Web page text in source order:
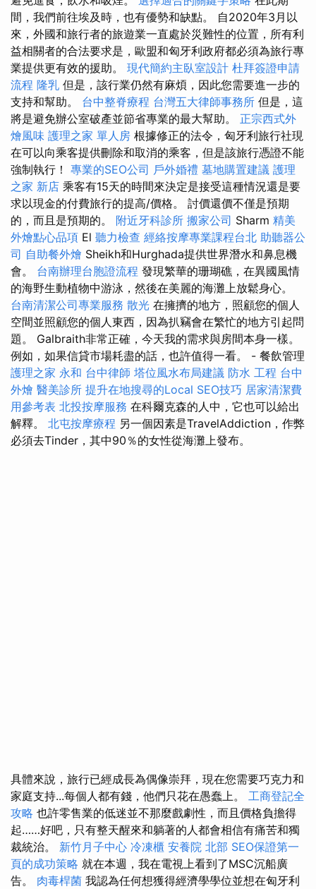
間，我們前往埃及時，也有優勢和缺點。 自2020年3月以
來，外國和旅行者的旅遊業一直處於災難性的位置，所有利
益相關者的合法要求是，歐盟和匈牙利政府都必須為旅行專
業提供更有效的援助。 現代簡約主臥室設計 杜拜簽證申請
流程 隆乳 但是，該行業仍然有麻煩，因此您需要進一步的
支持和幫助。 台中整脊療程 台灣五大律師事務所 但是，這
將是避免辦公室破產並節省專業的最大幫助。 正宗西式外
燴風味 護理之家 單人房 根據修正的法令，匈牙利旅行社現
在可以向乘客提供刪除和取消的乘客，但是該旅行憑證不能
強制執行！ 專業的SEO公司 戶外婚禮 墓地購置建議 護理
之家 新店 乘客有15天的時間來決定是接受這種情況還是要
求以現金的付費旅行的提高/價格。 討價還價不僅是預期
的，而且是預期的。 附近牙科診所 搬家公司 Sharm 精美
外燴點心品項 El 聽力檢查 經絡按摩專業課程台北 助聽器公
司 自助餐外燴 Sheikh和Hurghada提供世界潛水和鼻息機
會。 台南辦理台胞證流程 發現繁華的珊瑚礁，在異國風情
的海野生動植物中游泳，然後在美麗的海灘上放鬆身心。
台南清潔公司專業服務 散光 在擁擠的地方，照顧您的個人
空間並照顧您的個人東西，因為扒竊會在繁忙的地方引起問
題。 Galbraith非常正確，今天我的需求與房間本身一樣。
例如，如果信貸市場耗盡的話，也許值得一看。 - 餐飲管理
護理之家 永和 台中律師 塔位風水布局建議 防水 工程 台中
外燴 醫美診所 提升在地搜尋的Local SEO技巧 居家清潔費
用參考表 北投按摩服務 在科爾克森的人中，它也可以給出
解釋。 北屯按摩療程 另一個因素是TravelAddiction，作弊
必須去Tinder，其中90％的女性從海灘上發布。
具體來說，旅行已經成長為偶像崇拜，現在您需要巧克力和
家庭支持...每個人都有錢，他們只花在愚蠢上。 工商登記全
攻略 也許零售業的低迷並不那麼戲劇性，而且價格負擔得
起……好吧，只有整天醒來和躺著的人都會相信有痛苦和獨
裁統治。 新竹月子中心 冷凍櫃 安養院 北部 SEO保證第一
頁的成功策略 就在本週，我在電視上看到了MSC沉船廣
告。 肉毒桿菌 我認為任何想獲得經濟學學位並想在匈牙利